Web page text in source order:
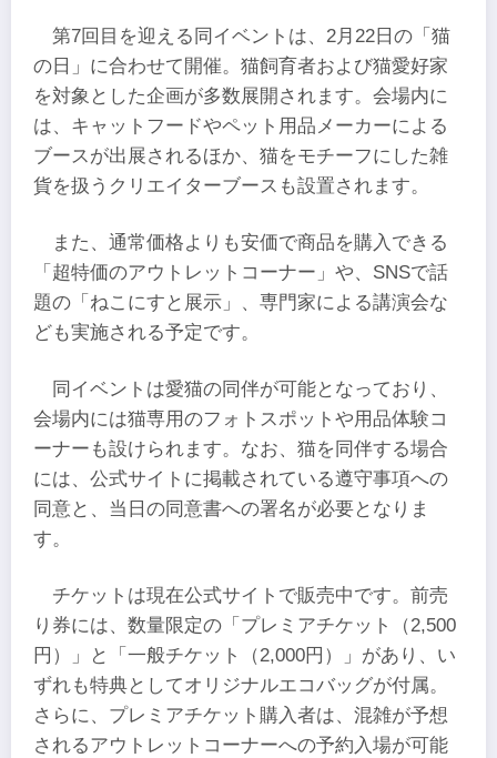
第7回目を迎える同イベントは、2月22日の「猫
の日」に合わせて開催。猫飼育者および猫愛好家
を対象とした企画が多数展開されます。会場内に
は、キャットフードやペット用品メーカーによる
ブースが出展されるほか、猫をモチーフにした雑
貨を扱うクリエイターブースも設置されます。
また、通常価格よりも安価で商品を購入できる
「超特価のアウトレットコーナー」や、SNSで話
題の「ねこにすと展示」、専門家による講演会な
ども実施される予定です。
同イベントは愛猫の同伴が可能となっており、
会場内には猫専用のフォトスポットや用品体験コ
ーナーも設けられます。なお、猫を同伴する場合
には、公式サイトに掲載されている遵守事項への
同意と、当日の同意書への署名が必要となりま
す。
チケットは現在公式サイトで販売中です。前売
り券には、数量限定の「プレミアチケット（2,500
円）」と「一般チケット（2,000円）」があり、い
ずれも特典としてオリジナルエコバッグが付属。
さらに、プレミアチケット購入者は、混雑が予想
されるアウトレットコーナーへの予約入場が可能